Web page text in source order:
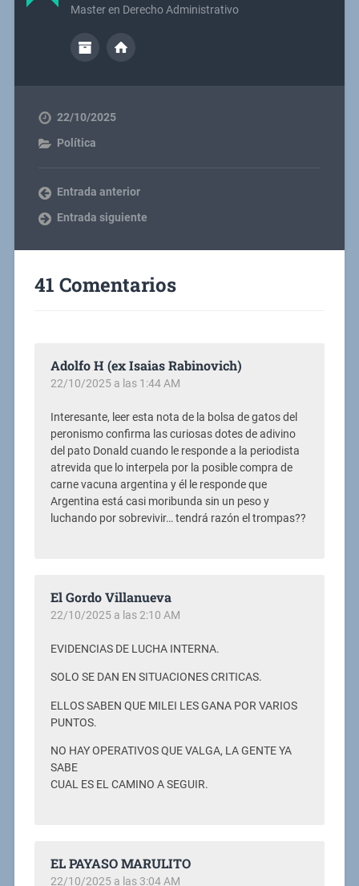
Master en Derecho Administrativo
22/10/2025
Política
Entrada anterior
Entrada siguiente
41 Comentarios
Adolfo H (ex Isaias Rabinovich)
22/10/2025 a las 1:44 AM
Interesante, leer esta nota de la bolsa de gatos del
peronismo confirma las curiosas dotes de adivino
del pato Donald cuando le responde a la periodista
atrevida que lo interpela por la posible compra de
carne vacuna argentina y él le responde que
Argentina está casi moribunda sin un peso y
luchando por sobrevivir… tendrá razón el trompas??
El Gordo Villanueva
22/10/2025 a las 2:10 AM
EVIDENCIAS DE LUCHA INTERNA.
SOLO SE DAN EN SITUACIONES CRITICAS.
ELLOS SABEN QUE MILEI LES GANA POR VARIOS
PUNTOS.
NO HAY OPERATIVOS QUE VALGA, LA GENTE YA
SABE
CUAL ES EL CAMINO A SEGUIR.
EL PAYASO MARULITO
22/10/2025 a las 3:04 AM